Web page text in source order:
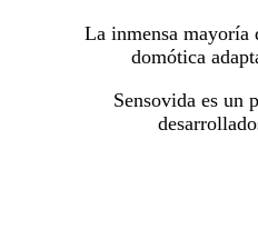
La inmensa mayoría
domótica
Sensovida es un